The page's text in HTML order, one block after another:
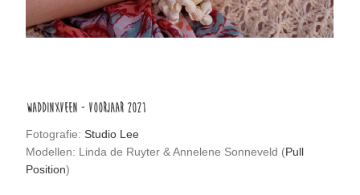
WADDINXVEEN - VOORJAAR 2021
Fotografie: Studio Lee
Modellen: Linda de Ruyter & Annelene Sonneveld (Pull
Position)